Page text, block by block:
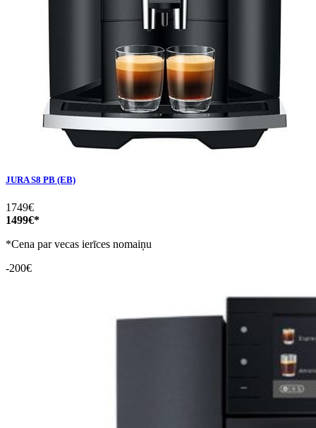
JURA S8 PB (EB)
1749€
1499€*
*Cena par vecas ierīces nomaiņu
-200€